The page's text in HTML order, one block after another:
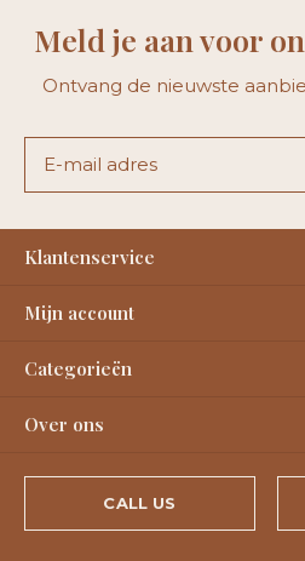
Meld je aan voor
Ontvang de nieuwste
Klantenservice
Mijn account
Categorieën
Over ons
CALL US